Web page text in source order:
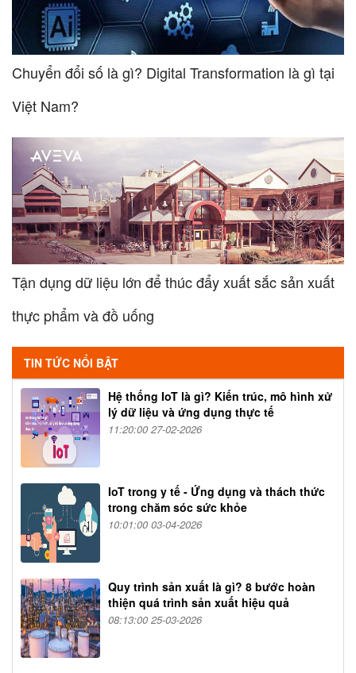
Chuyển đổi số là gì? Digital Transformation là gì tại
Việt Nam?
Tận dụng dữ liệu lớn để thúc đẩy xuất sắc sản xuất
thực phẩm và đồ uống
TIN TỨC NỔI BẬT
Hệ thống IoT là gì? Kiến trúc, mô hình xử
lý dữ liệu và ứng dụng thực tế
11:20:00 27-02-2026
IoT trong y tế - Ứng dụng và thách thức
trong chăm sóc sức khỏe
10:01:00 03-04-2026
Quy trình sản xuất là gì? 8 bước hoàn
thiện quá trình sản xuất hiệu quả
08:13:00 25-03-2026